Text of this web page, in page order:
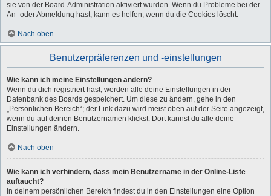
sie von der Board-Administration aktiviert wurden. Wenn du Probleme bei der
An- oder Abmeldung hast, kann es helfen, wenn du die Cookies löscht.
Nach oben
Benutzerpräferenzen und -einstellungen
Wie kann ich meine Einstellungen ändern?
Wenn du dich registriert hast, werden alle deine Einstellungen in der
Datenbank des Boards gespeichert. Um diese zu ändern, gehe in den
„Persönlichen Bereich“; der Link dazu wird meist oben auf der Seite angezeigt,
wenn du auf deinen Benutzernamen klickst. Dort kannst du alle deine
Einstellungen ändern.
Nach oben
Wie kann ich verhindern, dass mein Benutzername in der Online-Liste
auftaucht?
In deinem persönlichen Bereich findest du in den Einstellungen eine Option